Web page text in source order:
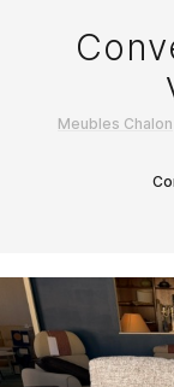
Meubles Chalon